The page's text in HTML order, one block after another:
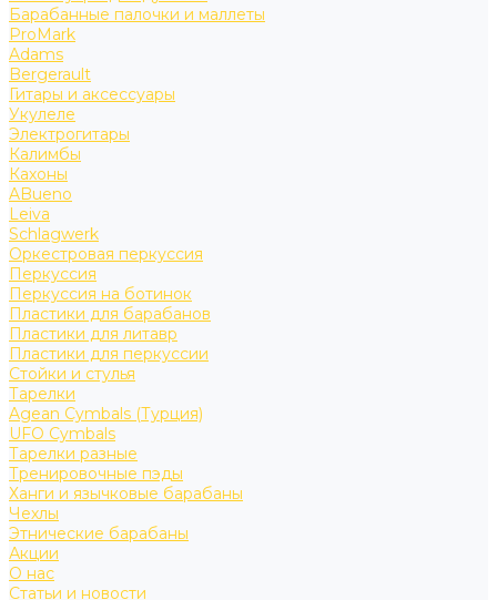
Барабанные палочки и маллеты
ProMark
Adams
Bergerault
Гитары и аксессуары
Укулеле
Электрогитары
Калимбы
Кахоны
ABueno
Leiva
Schlagwerk
Оркестровая перкуссия
Перкуссия
Перкуссия на ботинок
Пластики для барабанов
Пластики для литавр
Пластики для перкуссии
Стойки и стулья
Тарелки
Agean Cymbals (Турция)
UFO Cymbals
Тарелки разные
Тренировочные пэды
Ханги и язычковые барабаны
Чехлы
Этнические барабаны
Акции
О нас
Статьи и новости